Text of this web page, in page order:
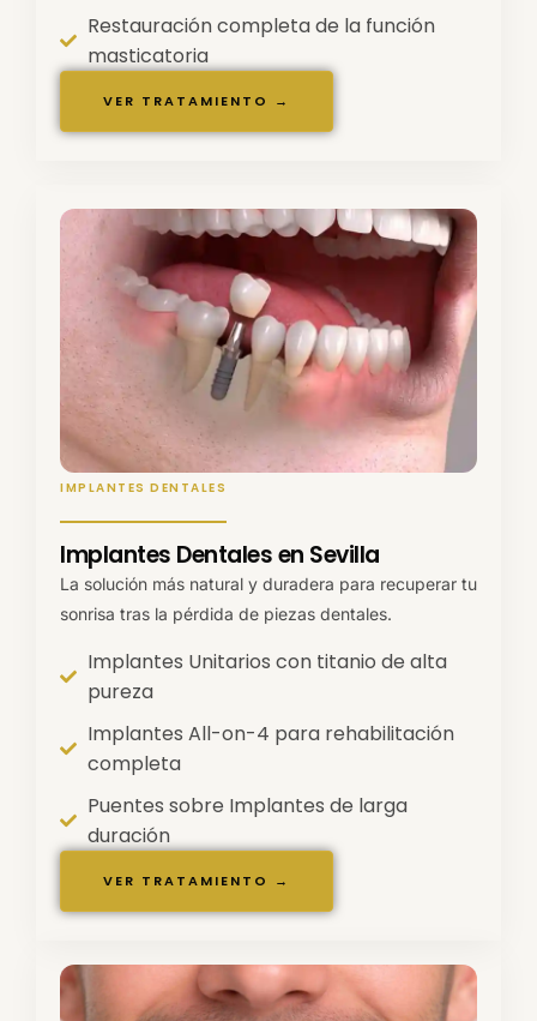
Restauración completa de la función
masticatoria
VER TRATAMIENTO →
IMPLANTES DENTALES
Implantes Dentales en Sevilla
La solución más natural y duradera para recuperar tu
sonrisa tras la pérdida de piezas dentales.
Implantes Unitarios con titanio de alta
pureza
Implantes All-on-4 para rehabilitación
completa
Puentes sobre Implantes de larga
duración
VER TRATAMIENTO →